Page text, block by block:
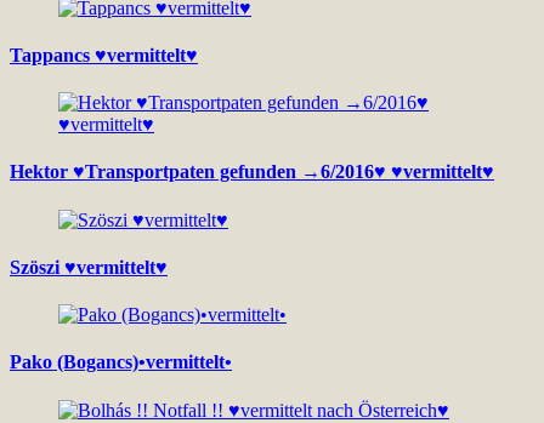
Tappancs ♥vermittelt♥
Hektor ♥Transportpaten gefunden →6/2016♥ ♥vermittelt♥
Szöszi ♥vermittelt♥
Pako (Bogancs)•vermittelt•